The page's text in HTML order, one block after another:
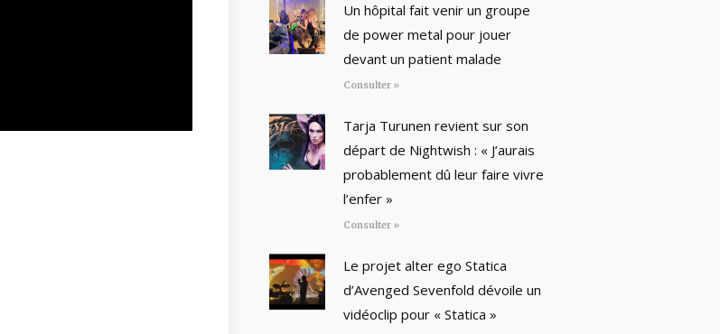
Un hôpital fait venir un groupe
de power metal pour jouer
devant un patient malade
Consulter »
Tarja Turunen revient sur son
départ de Nightwish : « J’aurais
probablement dû leur faire vivre
l’enfer »
Consulter »
Le projet alter ego Statica
d’Avenged Sevenfold dévoile un
vidéoclip pour « Statica »